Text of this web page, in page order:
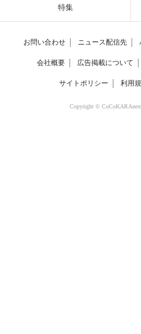
特集
お問い合わせ ニュース配信先
会社概要 広告掲載について
サイトポリシー 利用
Copyright ©